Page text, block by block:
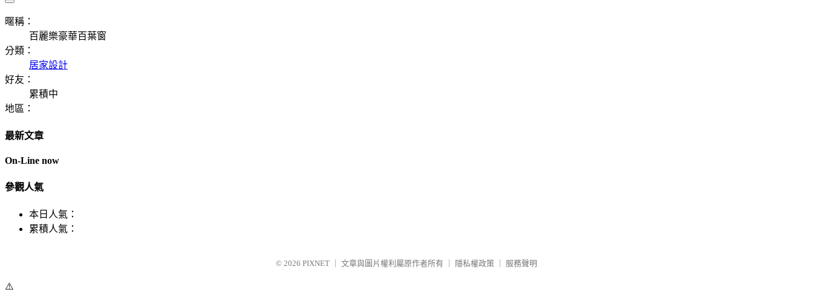
暱稱：
百麗樂豪華百葉窗
分類：
居家設計
好友：
累積中
地區：
最新文章
On-Line now
參觀人氣
本日人氣：
累積人氣：
© 2026 PIXNET 文章與圖片權利屬原作者所有 隱私權政策 服務聲明
⚠️